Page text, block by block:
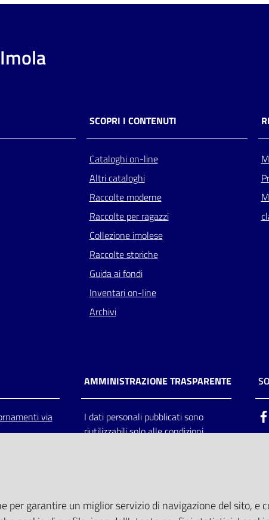
SCOPRI I CONTENUTI
Cataloghi on-line
Altri cataloghi
Raccolte moderne
Raccolte per ragazzi
Collezione imolese
Raccolte storiche
Guida ai fondi
Inventari on-line
Archivi
via
AMMINISTRAZIONE TRASPARENTE
I dati personali pubblicati sono
riutilizzabili solo alle condizioni
per garantire un miglior servizio di navigazione del sito, e